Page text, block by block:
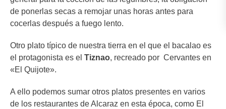
de ponerlas secas a remojar unas horas antes para
cocerlas después a fuego lento.
Otro plato típico de nuestra tierra en el que el bacalao es
el protagonista es el Tiznao, recreado por Cervantes en
«El Quijote».
A ello podemos sumar otros platos presentes en varios
de los restaurantes de Alcaraz en esta época, como El